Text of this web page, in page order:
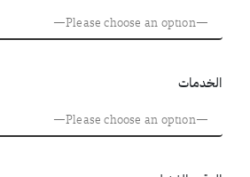
الخدمات